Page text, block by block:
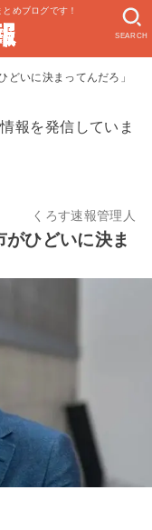
めブログです！
SEARCH
どいに決まってんだろ」
報を発信していま
くろす速報管理人
ひどいに決ま